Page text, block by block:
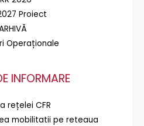
Proiect
Operaționale
INFORMARE
rețelei CFR
mobilitatii pe reteaua